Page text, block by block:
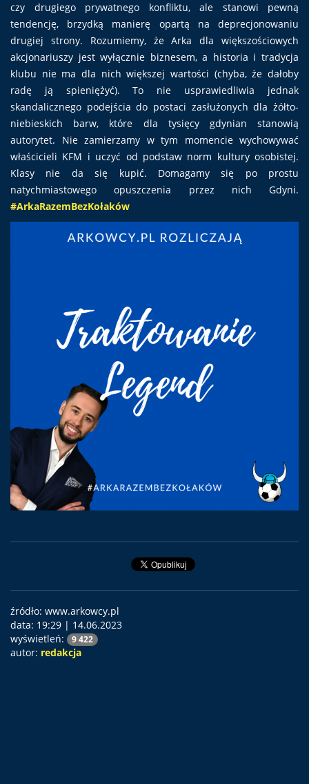
czy drugiego prywatnego konfliktu, ale stanowi pewną
tendencję, brzydką manierę opartą na deprecjonowaniu
drugiej strony. Rozumiemy, że Arka dla większościowych
akcjonariuszy jest wyłącznie biznesem, a historia i tradycja
klubu nie ma dla nich większej wartości (chyba, że dałoby
radę ją spieniężyć). To nie usprawiedliwia jednak
skandalicznego podejścia do postaci zasłużonych dla żółto-
niebieskich barw, które dla tysięcy gdynian stanowią
autorytet. Nie zamierzamy w tym momencie wychowywać
właścicieli KFM i uczyć od podstaw norm kultury osobistej.
Klasy nie da się kupić. Domagamy się po prostu
natychmiastowego opuszczenia przez nich Gdyni.
#ArkaRazemBezKołaków
źródło: www.arkowcy.pl
data: 19:29 | 14.06.2023
wyświetleń:
9 422
autor: redakcja